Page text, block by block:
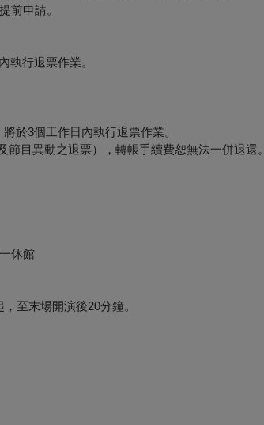
前申請。
執行退票作業。
於3個工作日內執行退票作業。
目異動之退票），轉帳手續費恕無法一併退還。
休館
至末場開演後20分鐘。